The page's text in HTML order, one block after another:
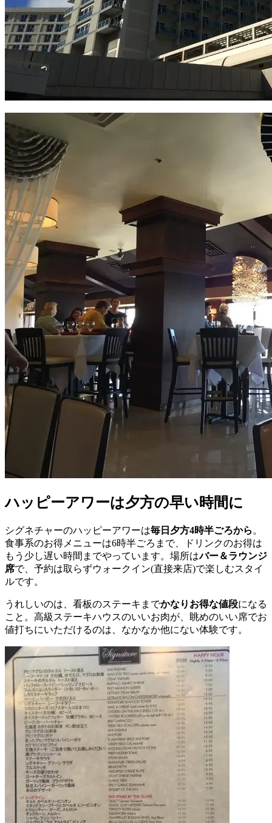
ハッピーアワーは夕方の早い時間に
シグネチャーのハッピーアワーは毎日夕方4時半ごろから 。
食事系のお得メニューは6時半ごろまで、ドリンクのお得は
もう少し遅い時間までやっています。場所はバー＆ラウンジ
席で、予約は取らずウォークイン(直接来店)で楽しむスタイ
ルです。
うれしいのは、看板のステーキまでかなりお得な値段になる
こと。高級ステーキハウスのいいお肉が、眺めのいい席でお
値打ちにいただけるのは、なかなか他にない体験です。